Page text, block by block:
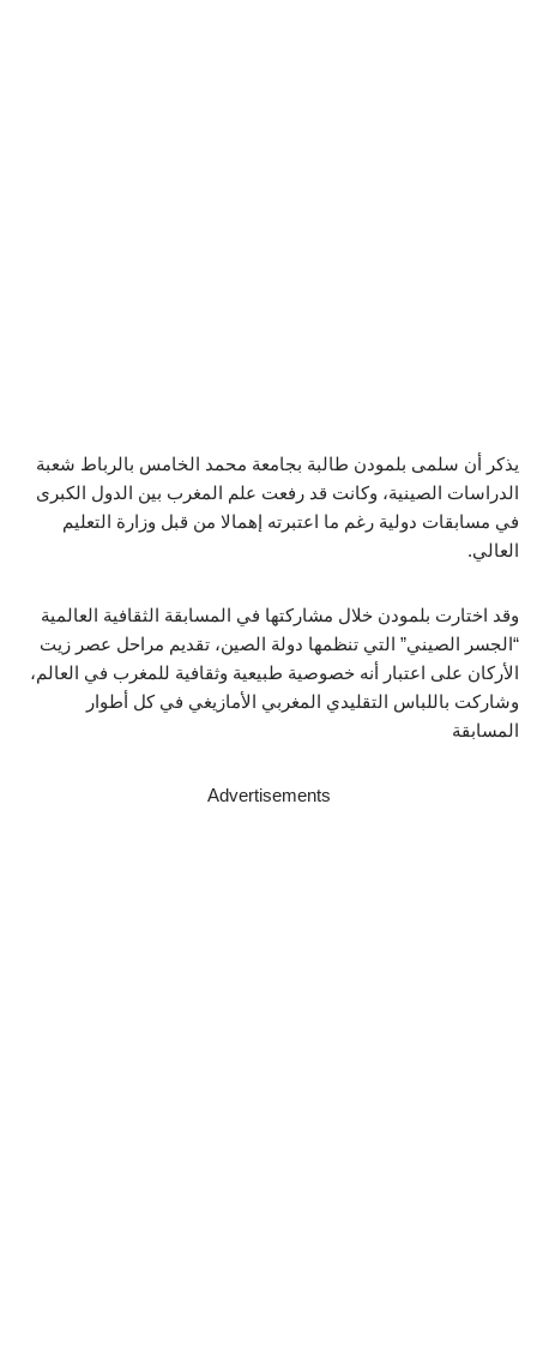
يذكر أن سلمى بلمودن طالبة بجامعة محمد الخامس بالرباط شعبة
الدراسات الصينية، وكانت قد رفعت علم المغرب بين الدول الكبرى
في مسابقات دولية رغم ما اعتبرته إهمالا من قبل وزارة التعليم
العالي.
وقد اختارت بلمودن خلال مشاركتها في المسابقة الثقافية العالمية
“الجسر الصيني” التي تنظمها دولة الصين، تقديم مراحل عصر زيت
الأركان على اعتبار أنه خصوصية طبيعية وثقافية للمغرب في العالم،
وشاركت باللباس التقليدي المغربي الأمازيغي في كل أطوار
المسابقة
Advertisements